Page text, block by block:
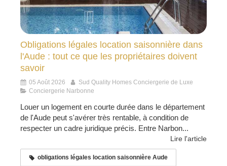
Obligations légales location saisonnière dans
l'Aude : tout ce que les propriétaires doivent
savoir
05 Août 2026
Sud Quality Homes Conciergerie de Luxe
Conciergerie Narbonne
Louer un logement en courte durée dans le département
de l'Aude peut s'avérer très rentable, à condition de
respecter un cadre juridique précis. Entre Narbon...
Lire l'article
obligations légales location saisonnière Aude